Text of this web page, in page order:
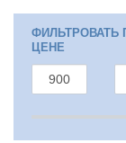
ФИЛЬТРОВАТЬ
ЦЕНЕ